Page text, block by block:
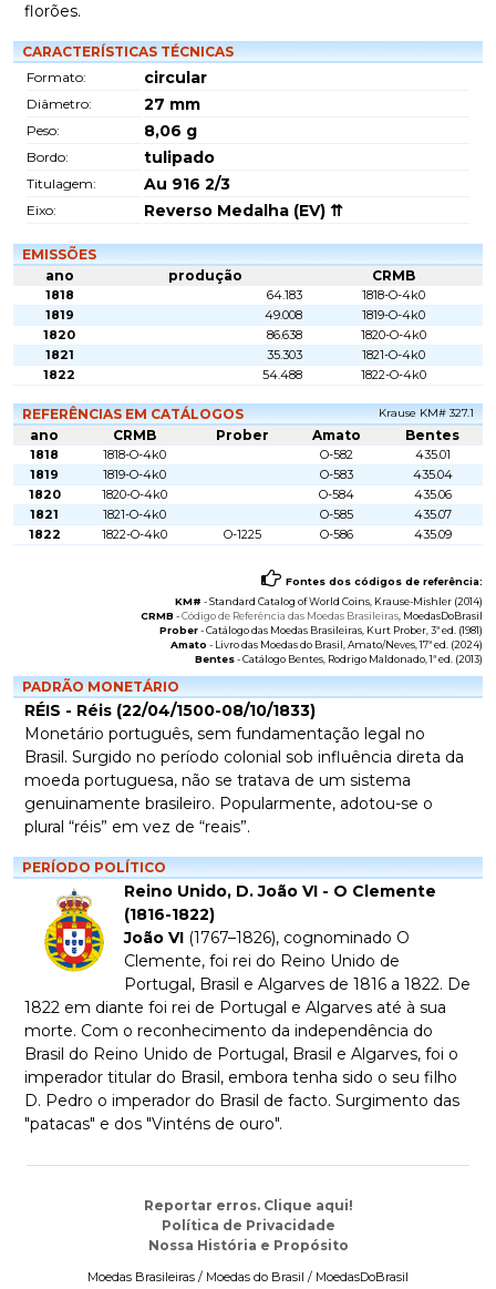
florões.
CARACTERÍSTICAS TÉCNICAS
Formato:
circular
Diâmetro: 27 mm
Peso: 8,06 g
Bordo: tulipado
Titulagem: Au 916 2/3
Eixo: Reverso Medalha (EV) ⇈
EMISSÕES
ano
produção CRMB
1818 64.183
1818-O-4k0
1819
49.008
1819-O-4k0
1820
86.638
1820-O-4k0
1821
35.303
1821-O-4k0
1822
54.488 1822-O-4k0
REFERÊNCIAS EM CATÁLOGOS Krause KM# 327.1
ano CRMB Prober Amato Bentes
1818 1818-O-4k0 O-582
435.01
1819
1819-O-4k0 O-583
435.04
1820
1820-O-4k0 O-584
435.06
1821
1821-O-4k0 O-585
435.07
1822
1822-O-4k0 O-1225 O-586 435.09
Fontes dos códigos de referência:
KM# -Standard Catalog of World Coins , Krause-Mishler (2014)
CRMB -Código de Referência das Moedas Brasileiras , MoedasDoBrasil
Prober-Catálogo das Moedas Brasileiras , Kurt Prober, 3ª ed. (1981)
Amato - Livro das Moedas do Brasil , Amato/Neves, 17ª ed. (2024)
Bentes-Catálogo Bentes , Rodrigo Maldonado, 1ª ed. (2013)
PADRÃO MONETÁRIO
RÉIS - Réis (22/04/1500-08/10/1833)
Monetário português, sem fundamentação legal no
Brasil. Surgido no período colonial sob influência direta da
moeda portuguesa, não se tratava de um sistema
genuinamente brasileiro. Popularmente, adotou-se o
plural “réis” em vez de “reais”.
PERÍODO POLÍTICO
Reino Unido, D. João VI - O Clemente
(1816-1822)
João VI (1767–1826), cognominado O
Clemente, foi rei do Reino Unido de
Portugal, Brasil e Algarves de 1816 a 1822. De
1822 em diante foi rei de Portugal e Algarves até à sua
morte. Com o reconhecimento da independência do
Brasil do Reino Unido de Portugal, Brasil e Algarves, foi o
imperador titular do Brasil, embora tenha sido o seu filho
D. Pedro o imperador do Brasil de facto. Surgimento das
"patacas" e dos "Vinténs de ouro".
Reportar erros. Clique aqui!
Política de Privacidade
Nossa História e Propósito
Moedas Brasileiras / Moedas do Brasil / MoedasDoBrasil